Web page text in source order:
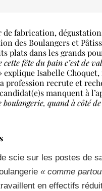
fabrication,
des Boulangers et
plats dans les grands
cette fête du pain c’est de
explique Isabelle
profession recrute et
manquent à
quand à côté
scie sur les postes de
« comme
en effectifs